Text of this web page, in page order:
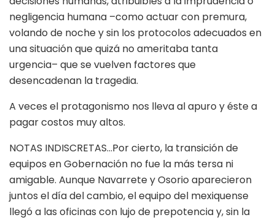
negligencia humana –como actuar con premura,
volando de noche y sin los protocolos adecuados en
una situación que quizá no ameritaba tanta
urgencia– que se vuelven factores que
desencadenan la tragedia.
A veces el protagonismo nos lleva al apuro y éste a
pagar costos muy altos.
NOTAS INDISCRETAS…Por cierto, la transición de
equipos en Gobernación no fue la más tersa ni
amigable. Aunque Navarrete y Osorio aparecieron
juntos el día del cambio, el equipo del mexiquense
llegó a las oficinas con lujo de prepotencia y, sin la